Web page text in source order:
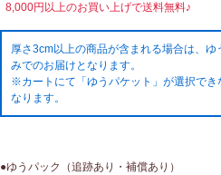
8,000円以上のお買い上げで送料無料♪
厚さ3cm以上の商品が含まれる場合は、ゆ
みでのお届けとなります。
※カートにて「ゆうパケット」が選択でき
なります。
●ゆうパック（追跡あり・補償あり）